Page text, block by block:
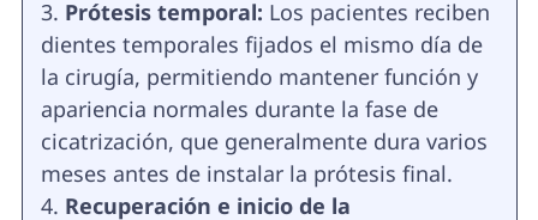
Prótesis temporal: Los pacientes reciben
dientes temporales fijados el mismo día de
la cirugía, permitiendo mantener función y
apariencia normales durante la fase de
cicatrización, que generalmente dura varios
meses antes de instalar la prótesis final.
Recuperación e inicio de la